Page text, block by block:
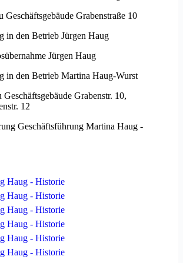
Geschäftsgebäude Grabenstraße 10
in den Betrieb Jürgen Haug
Jürgen Haug
in den Betrieb Martina Haug-Wurst
Grabenstr. 10,
12
Geschäftsführung Martina Haug -